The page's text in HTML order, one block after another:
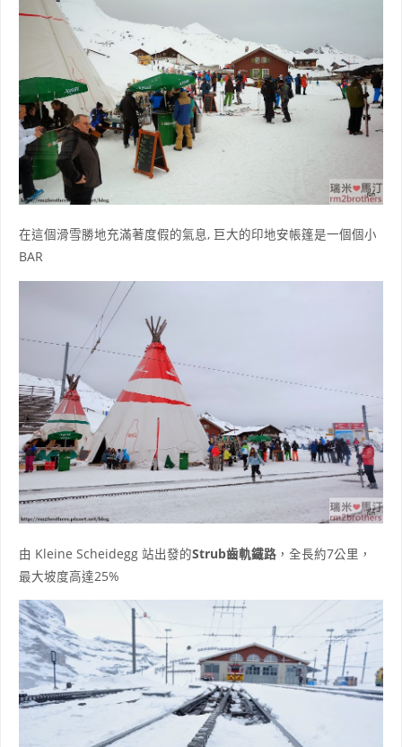
在這個滑雪勝地充滿著度假的氣息, 巨大的印地安帳篷是一個個小
BAR
由 Kleine Scheidegg 站出發的Strub齒軌鐵路 ，全長約7公里，
最大坡度高達25%